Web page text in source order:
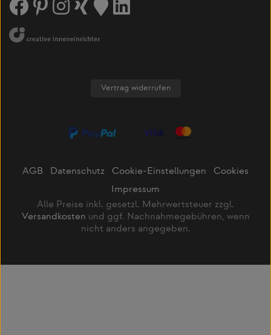
Vertrag widerrufen
AGB Datenschutz Cookie-Einstellungen
Cookies
Impressum
Alle Preise inkl. gesetzl. Mehrwertsteuer zzgl.
Versandkosten und ggf. Nachnahmegebühren, wenn
nicht anders angegeben.